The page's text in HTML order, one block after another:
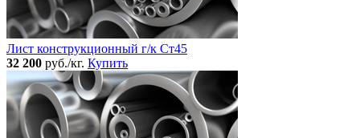
Лист конструкционный г/к Ст45
32 200 руб./кг. Купить